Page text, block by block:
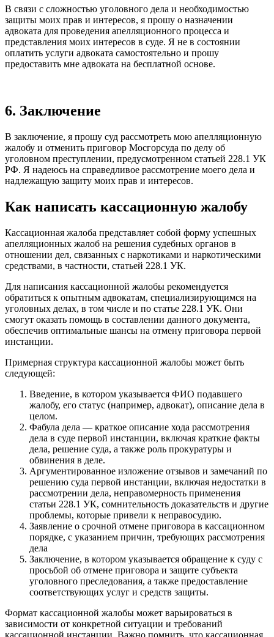
В связи с сложностью уголовного дела и необходимостью
защиты моих прав и интересов, я прошу о назначении
адвоката для проведения апелляционного процесса и
представления моих интересов в суде. Я не в состоянии
оплатить услуги адвоката самостоятельно и прошу
предоставить мне адвоката на бесплатной основе.
6. Заключение
В заключение, я прошу суд рассмотреть мою апелляционную
жалобу и отменить приговор Мосгорсуда по делу об
уголовном преступлении, предусмотренном статьей 228.1 УК
РФ. Я надеюсь на справедливое рассмотрение моего дела и
надлежащую защиту моих прав и интересов.
Как написать кассационную жалобу
Кассационная жалоба представляет собой форму успешных
апелляционных жалоб на решения судебных органов в
отношении дел, связанных с наркотиками и наркотическими
средствами, в частности, статьей 228.1 УК.
Для написания кассационной жалобы рекомендуется
обратиться к опытным адвокатам, специализирующимся на
уголовных делах, в том числе и по статье 228.1 УК. Они
смогут оказать помощь в составлении данного документа,
обеспечив оптимальные шансы на отмену приговора первой
инстанции.
Примерная структура кассационной жалобы может быть
следующей:
Введение, в котором указывается ФИО подавшего
жалобу, его статус (например, адвокат), описание дела в
целом.
Фабула дела — краткое описание хода рассмотрения
дела в суде первой инстанции, включая краткие факты
дела, решение суда, а также роль прокуратуры и
обвинения в деле.
Аргументированное изложение отзывов и замечаний по
решению суда первой инстанции, включая недостатки в
рассмотрении дела, неправомерность применения
статьи 228.1 УК, сомнительность доказательств и другие
проблемы, которые привели к неправосудию.
Заявление о срочной отмене приговора в кассационном
порядке, с указанием причин, требующих рассмотрения
дела
Заключение, в котором указывается обращение к суду с
просьбой об отмене приговора и защите субъекта
уголовного преследования, а также предоставление
соответствующих услуг и средств защиты.
Формат кассационной жалобы может варьироваться в
зависимости от конкретной ситуации и требований
кассационной инстанции. Важно помнить, что кассационная